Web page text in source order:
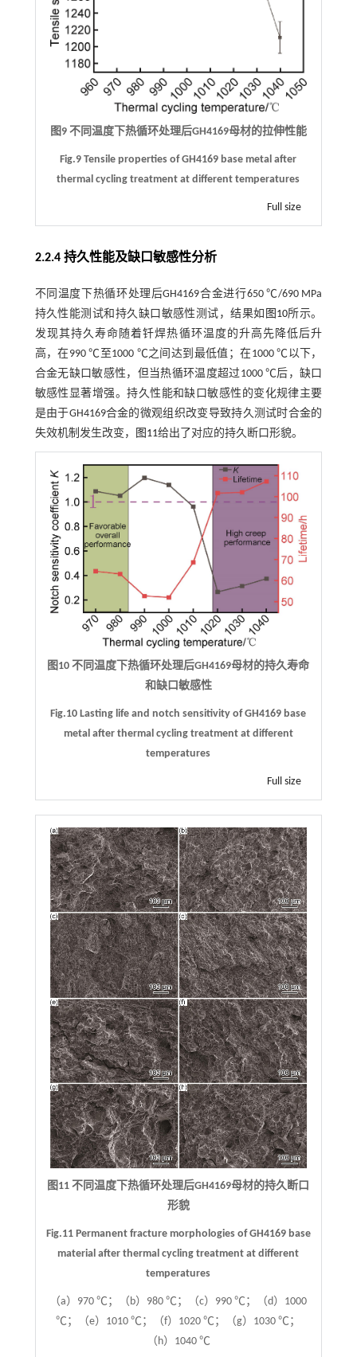
图9 不同温度下热循环处理后GH4169母材的拉伸性能
Fig.9 Tensile properties of GH4169 base metal after
thermal cycling treatment at different temperatures
Full size
2.2.4 持久性能及缺口敏感性分析
不同温度下热循环处理后GH4169合金进行650 ℃/690 MPa
持久性能测试和持久缺口敏感性测试，结果如 图10所示。
发现其持久寿命随着钎焊热循环温度的升高先降低后升
高，在990 ℃至1000 ℃之间达到最低值；在1000 ℃以下，
合金无缺口敏感性，但当热循环温度超过1000 ℃后，缺口
敏感性显著增强。持久性能和缺口敏感性的变化规律主要
是由于GH4169合金的微观组织改变导致持久测试时合金的
失效机制发生改变，
图11给出了对应的持久断口形貌。
图10 不同温度下热循环处理后GH4169母材的持久寿命
和缺口敏感性
Fig.10 Lasting life and notch sensitivity of GH4169 base
metal after thermal cycling treatment at different
temperatures
Full size
图11 不同温度下热循环处理后GH4169母材的持久断口
形貌
Fig.11 Permanent fracture morphologies of GH4169 base
material after thermal cycling treatment at different
temperatures
（a）970 ℃；（b）980 ℃；（c）990 ℃；（d）1000
℃；（e）1010 ℃；（f）1020 ℃；（g）1030 ℃；
（h）1040 ℃